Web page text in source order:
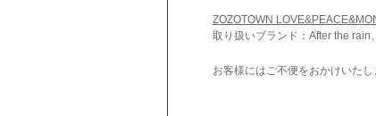
ZOZOTOWN
取り扱いブランド：After the
お客様にはご不便をおかけいた